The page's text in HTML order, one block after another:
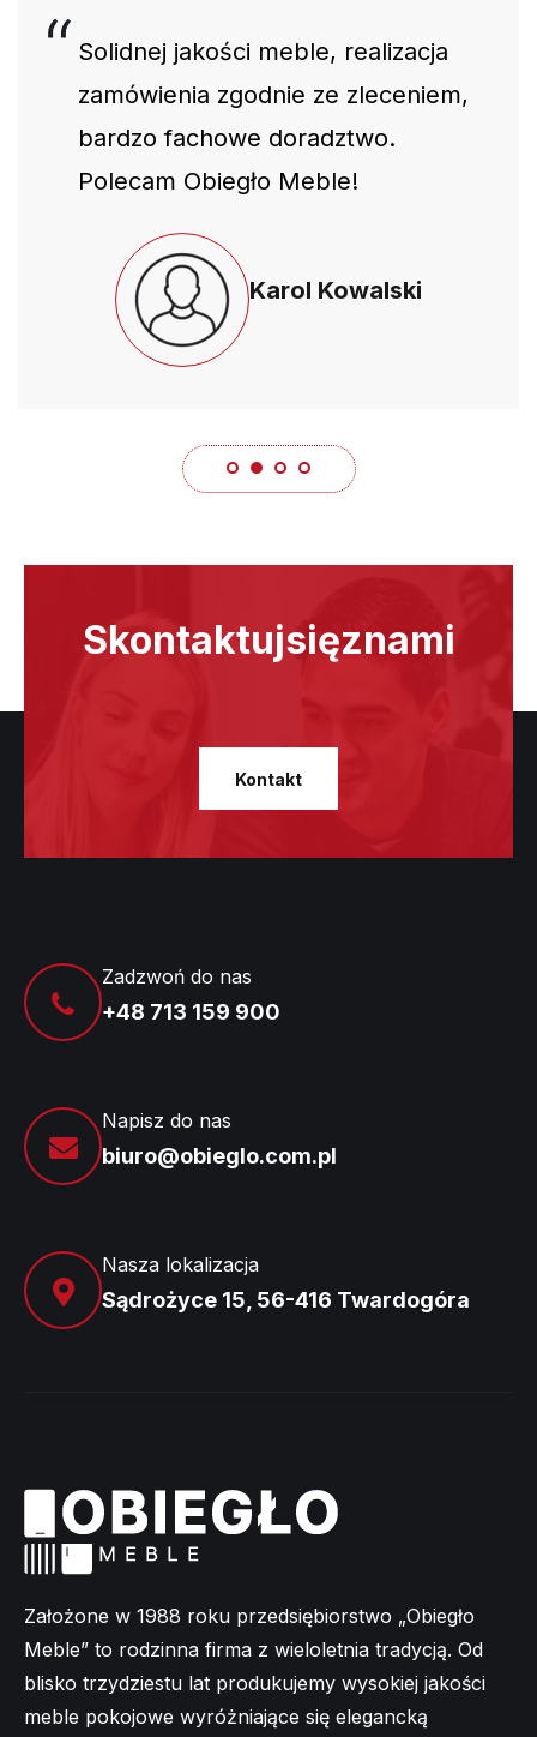
Solidnej jakości meble, realizacja
zamówienia zgodnie ze zleceniem,
bardzo fachowe doradztwo.
Polecam Obiegło Meble!
Karol Kowalski
Skontaktujsięznami
Kontakt
Zadzwoń do nas
+48 713 159 900
Napisz do nas
biuro@obieglo.com.pl
Nasza lokalizacja
Sądrożyce 15, 56-416 Twardogóra
Założone w 1988 roku przedsiębiorstwo „Obiegło
Meble” to rodzinna firma z wieloletnia tradycją. Od
blisko trzydziestu lat produkujemy wysokiej jakości
meble pokojowe wyróżniające się elegancką